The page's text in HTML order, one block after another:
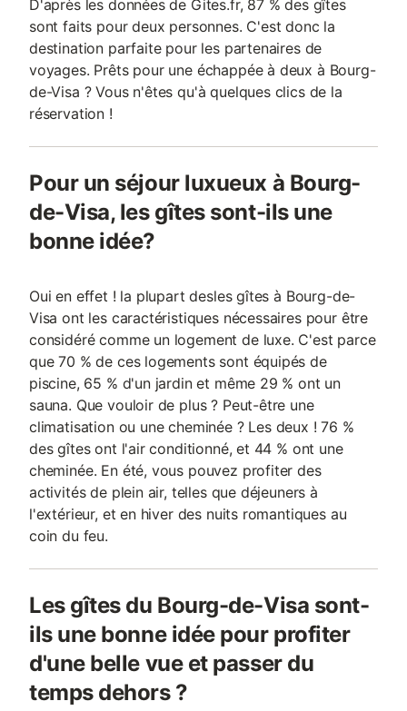
D'après les données de Gites.fr, 87 % des gîtes
sont faits pour deux personnes. C'est donc la
destination parfaite pour les partenaires de
voyages. Prêts pour une échappée à deux à Bourg-
de-Visa ? Vous n'êtes qu'à quelques clics de la
réservation !
Pour un séjour luxueux à Bourg-
de-Visa, les gîtes sont-ils une
bonne idée?
Oui en effet ! la plupart desles gîtes à Bourg-de-
Visa ont les caractéristiques nécessaires pour être
considéré comme un logement de luxe. C'est parce
que 70 % de ces logements sont équipés de
piscine, 65 % d'un jardin et même 29 % ont un
sauna. Que vouloir de plus ? Peut-être une
climatisation ou une cheminée ? Les deux ! 76 %
des gîtes ont l'air conditionné, et 44 % ont une
cheminée. En été, vous pouvez profiter des
activités de plein air, telles que déjeuners à
l'extérieur, et en hiver des nuits romantiques au
coin du feu.
Les gîtes du Bourg-de-Visa sont-
ils une bonne idée pour profiter
d'une belle vue et passer du
temps dehors ?